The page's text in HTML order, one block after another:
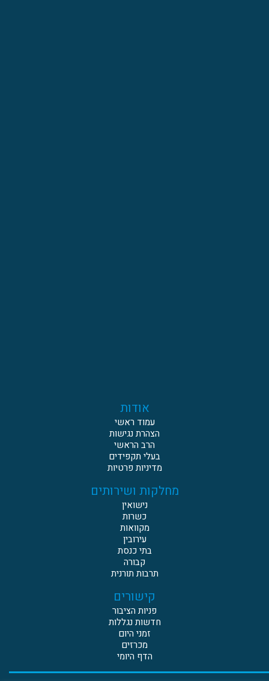
אודות
עמוד ראשי
הצהרת נגישות
הרב הראשי
בעלי תקפידים
מדיניות פרטיות
מחלקות ושירותים
נישואין
כשרות
מקוואות
עירובין
בתי כנסת
קבורה
תרבות תורנית
קישורים
פניות הציבור
חדשות נגללות
זמני היום
מכרזים
הדף היומי